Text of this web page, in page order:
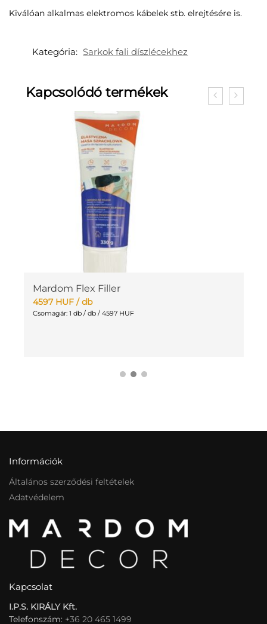
Kiválóan alkalmas elektromos kábelek stb. elrejtésére is.
Kategória: Sarkok fali díszlécekhez
Kapcsolódó termékek
Mardom Flex Filler
4597 HUF/ db
Csomagár: 1 db / db / 4597 HUF
Információk
Általános szerződési feltételek
Adatvédelem
Kapcsolat
I.P.S. KIRÁLY Kft.
Telefonszám: +36 20 465 1499